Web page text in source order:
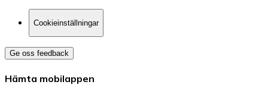
Cookieinställningar
Ge oss feedback
Hämta mobilappen